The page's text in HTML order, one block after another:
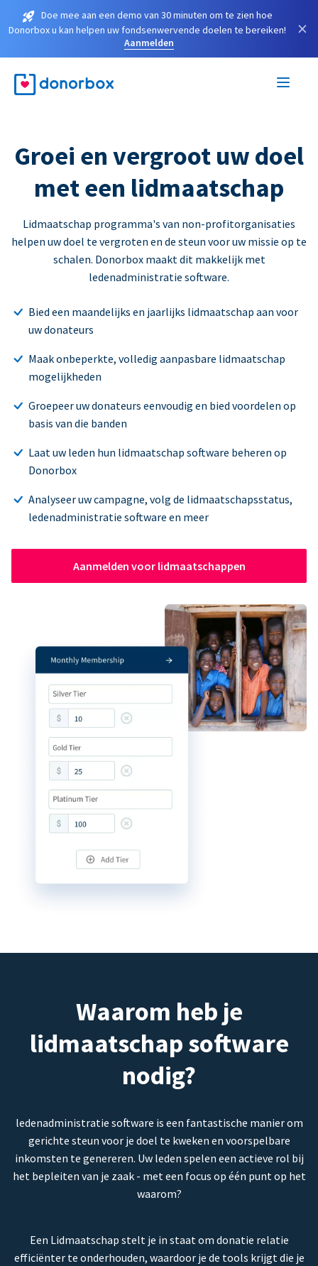
Doe mee aan een demo van 30 minuten om te zien hoe
Donorbox u kan helpen uw fondsenwervende doelen te bereiken!
Aanmelden
×
Groei en vergroot uw doel
met een lidmaatschap
Lidmaatschap programma's van non-profitorganisaties
helpen uw doel te vergroten en de steun voor uw missie op te
schalen. Donorbox maakt dit makkelijk met
ledenadministratie software.
Bied een maandelijks en jaarlijks lidmaatschap aan voor
uw donateurs
Maak onbeperkte, volledig aanpasbare lidmaatschap
mogelijkheden
Groepeer uw donateurs eenvoudig en bied voordelen op
basis van die banden
Laat uw leden hun lidmaatschap software beheren op
Donorbox
Analyseer uw campagne, volg de lidmaatschapsstatus,
ledenadministratie software en meer
Aanmelden voor lidmaatschappen
Waarom heb je
lidmaatschap software
nodig?
ledenadministratie software is een fantastische manier om
gerichte steun voor je doel te kweken en voorspelbare
inkomsten te genereren. Uw leden spelen een actieve rol bij
het bepleiten van je zaak - met een focus op één punt op het
waarom?
Een Lidmaatschap stelt je in staat om donatie relatie
efficiënter te onderhouden, waardoor je de tools krijgt die je